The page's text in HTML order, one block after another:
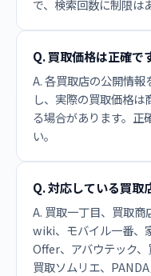
で、検索回数に制限は
Q. 買取価格は正確で
A. 各買取店の公開情
し、実際の買取価格
る場合があります。正
い。
Q. 対応している買取
A. 買取一丁目、買取
wiki、モバイル一番、
Offer、アバウテック、
買取ソムリエ、